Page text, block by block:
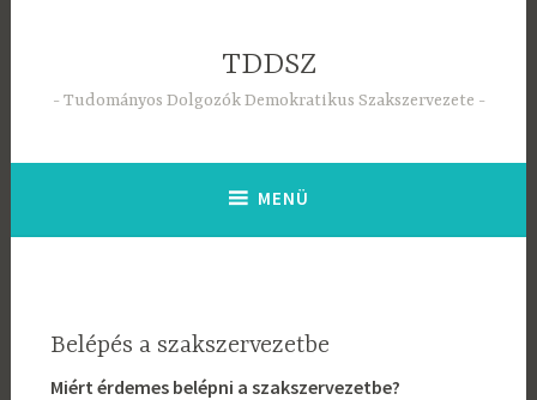
TDDSZ
Tudományos Dolgozók Demokratikus Szakszervezete
MENÜ
Belépés a szakszervezetbe
Miért érdemes belépni a szakszervezetbe?